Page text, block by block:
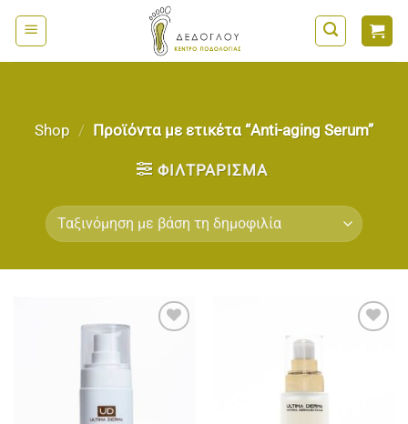
Μετάβαση
στο
περιεχόμενο
Shop / Προϊόντα με ετικέτα “Anti-aging Serum”
ΦΙΛΤΡΆΡΙΣΜΑ